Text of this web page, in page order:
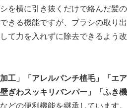
を横に引き抜くだけで絡んだ髪の
きる機能ですが、ブラシの取り出
て力を入れずに除去できるよう改
加工」「アレルパンチ植毛」「エア
ぎわスッキリバンパー」「ふき機
などの便利機能を継承しています。